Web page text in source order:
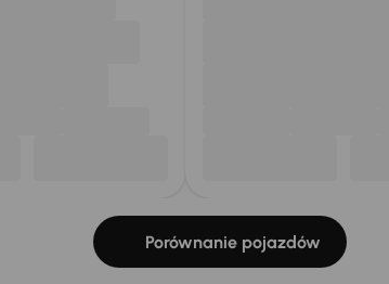
Porównanie pojazdów